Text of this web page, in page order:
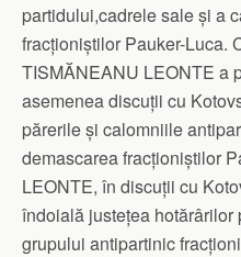
partidului,cadrele sale și a
fracționiștilor Pauker-Luca.
TISMĂNEANU LEONTE a
asemenea discuții cu
părerile și calomniile
demascarea fracționiștilor
LEONTE, în discuții cu
îndoială justețea
grupului antipartinic